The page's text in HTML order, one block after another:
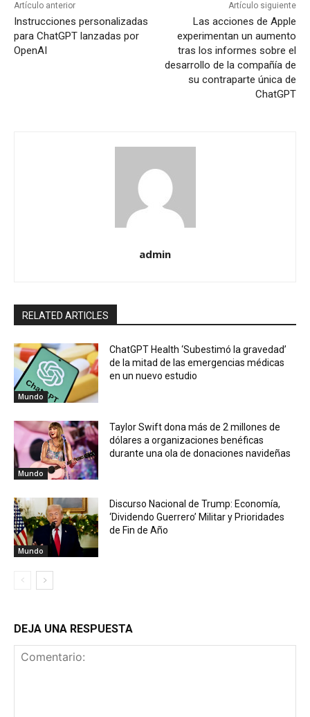
Artículo anterior
Instrucciones personalizadas
para ChatGPT lanzadas por
OpenAI
Artículo siguiente
Las acciones de Apple
experimentan un aumento
tras los informes sobre el
desarrollo de la compañía de
su contraparte única de
ChatGPT
admin
RELATED ARTICLES
Mundo
ChatGPT Health ‘Subestimó la gravedad’
de la mitad de las emergencias médicas
en un nuevo estudio
Mundo
Taylor Swift dona más de 2 millones de
dólares a organizaciones benéficas
durante una ola de donaciones navideñas
Mundo
Discurso Nacional de Trump: Economía,
‘Dividendo Guerrero’ Militar y Prioridades
de Fin de Año
DEJA UNA RESPUESTA